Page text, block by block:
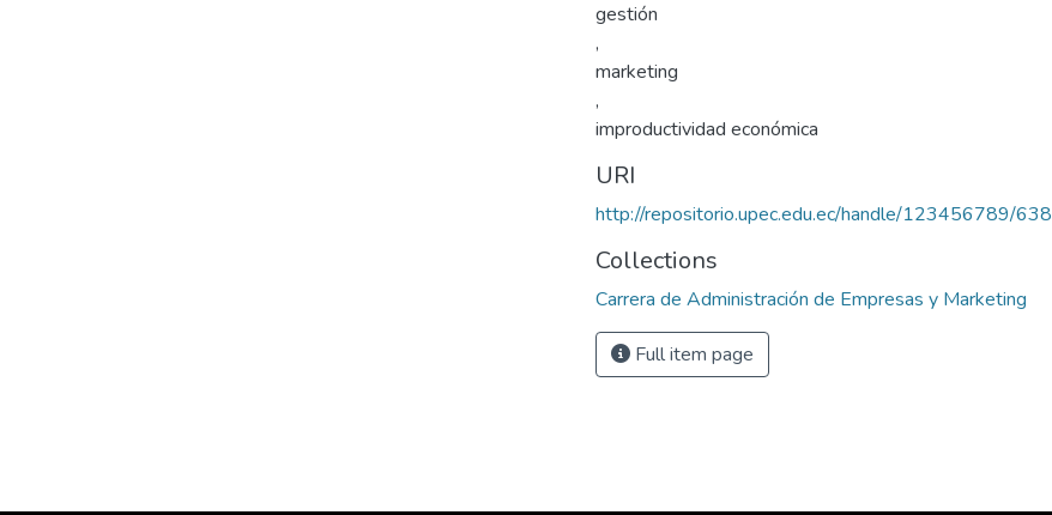
gestión
,
marketing
,
improductividad económica
URI
http://repositorio.upec.edu.ec/handle/123456789/638
Collections
Carrera de Administración de Empresas y Marketing
Full item page